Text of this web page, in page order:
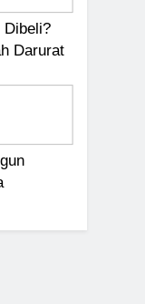
Dibeli?
Darurat